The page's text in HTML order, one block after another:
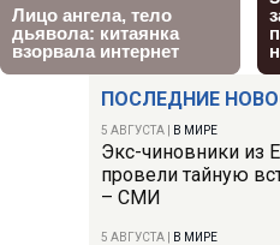
ПОСЛЕДНИЕ
5 АВГУСТА В МИРЕ
Экс-чиновники из
провели тайную
– СМИ
5 АВГУСТА В МИРЕ